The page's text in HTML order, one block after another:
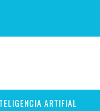
ARTIFIAL